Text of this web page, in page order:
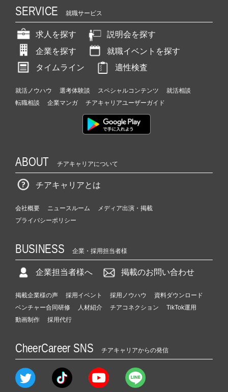
SERVICE 就職サービス
求人を探す
説明会を探す
企業を探す
就職イベントを探す
タイムライン
適性検査
就活ノウハウ 選考体験談 スペシャルコンテンツ
就活相談
転職相談
企業マンガ チアキャリアユーザーガイド
ABOUT チアキャリアについて
チアキャリアとは
会社概要 ニュースルーム
メディア出演・掲載
プライバシーポリシー
BUSINESS 企業・採用担当者様
企業担当者様へ 掲載のお問い合わせ
掲載企業様の声 採用イベント 採用ノウハウ
資料ダウンロード
ベンチャー合同研修
人材紹介 チアコネクション
TikTok運用
動画制作
採用代行
CheerCareer SNS チアキャリアからの発信